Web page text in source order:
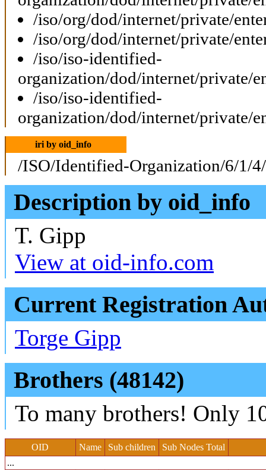
/iso/org/dod/internet/private/
/iso/org/dod/internet/private/
/iso/iso-identified-
organization/dod/internet/private/
/iso/iso-identified-
organization/dod/internet/private/
iri by oid_info
/ISO/Identified-Organization/6/1/
Description by oid_info
T. Gipp
View at oid-info.com
Current Registration
Torge Gipp
Brothers (48142)
To many brothers! Only
OID Name Sub children
Sub Nodes Total
...